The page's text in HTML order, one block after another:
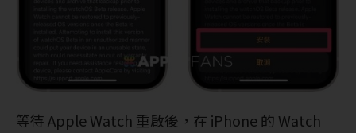
等待 Apple Watch 重啟後，在 iPhone 的 Watch